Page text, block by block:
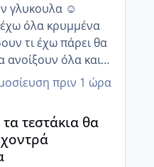
γλυκουλα ☺️
όλα κρυμμένα
τι έχω πάρει θα
ανοίξουν όλα και
τίποτα όρθιο 😂
γιορτάσεις και τα
κορίτσι
καλά !!!
πριν 1 ώρα
τεστάκια θα